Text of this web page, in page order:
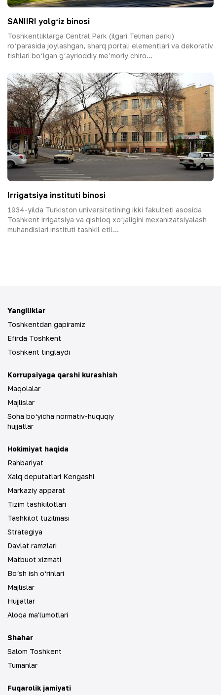
SANIIRI yolgʻiz binosi
Toshkentliklarga Central Park (ilgari Telman parki)
roʻparasida joylashgan, sharq portali elementlari va dekorativ
tishlari boʻlgan gʻayrioddiy meʼmoriy chiro...
Irrigatsiya instituti binosi
1934-yilda Turkiston universitetining ikki fakulteti asosida
Toshkent irrigatsiya va qishloq xoʻjaligini mexanizatsiyalash
muhandislari instituti tashkil etil...
Yangiliklar
Toshkentdan gapiramiz
Efirda Toshkent
Toshkent tinglaydi
Korrupsiyaga qarshi kurashish
Maqolalar
Majlislar
Soha bo‘yicha normativ-huquqiy
hujjatlar
Hokimiyat haqida
Rahbariyat
Xalq deputatlari Kengashi
Markaziy apparat
Tizim tashkilotlari
Tashkilot tuzilmasi
Strategiya
Davlat ramzlari
Matbuot xizmati
Bo‘sh ish o‘rinlari
Majlislar
Hujjatlar
Aloqa ma'lumotlari
Shahar
Salom Toshkent
Tumanlar
Fuqarolik jamiyati